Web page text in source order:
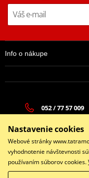
Info o nákupe
052 / 77 57 009
Po - Pia 9:00-
Facebook
Nastavenie cookies
Webové stránky
vyhodnotenie návštevnosti
používaním súborov cookies.